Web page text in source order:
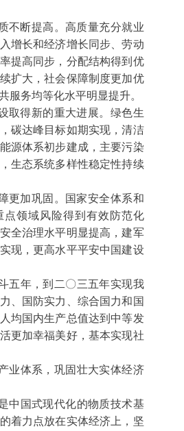
断提高。高质量充分就业
增长和经济增长同步、劳动
提高同步，分配结构得到优
扩大，社会保障制度更加优
服务均等化水平明显提升。
得新的重大进展。绿色生
碳达峰目标如期实现，清洁
源体系初步建成，主要污染
生态系统多样性稳定性持续
加巩固。国家安全体系和
点领域风险得到有效防范化
全治理水平明显提高，建军
现，更高水平平安中国建设
五年，到二〇三五年实现我
、国防实力、综合国力和国
均国内生产总值达到中等发
更加幸福美好，基本实现社
业体系，巩固壮大实体经济
中国式现代化的物质技术基
着力点放在实体经济上，坚